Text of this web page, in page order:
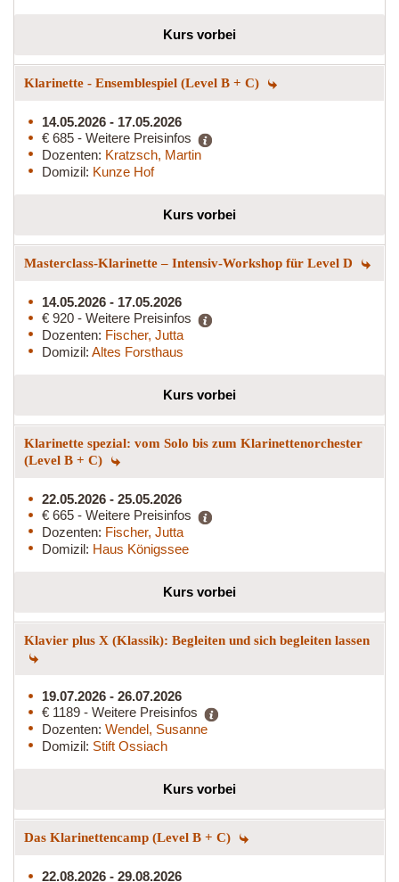
Kurs vorbei
Klarinette - Ensemblespiel (Level B + C)
14.05.2026 - 17.05.2026
€ 685 - Weitere Preisinfos
Dozenten: Kratzsch, Martin
Domizil: Kunze Hof
Kurs vorbei
Masterclass-Klarinette – Intensiv-Workshop für Level D
14.05.2026 - 17.05.2026
€ 920 - Weitere Preisinfos
Dozenten: Fischer, Jutta
Domizil: Altes Forsthaus
Kurs vorbei
Klarinette spezial: vom Solo bis zum Klarinettenorchester
(Level B + C)
22.05.2026 - 25.05.2026
€ 665 - Weitere Preisinfos
Dozenten: Fischer, Jutta
Domizil: Haus Königssee
Kurs vorbei
Klavier plus X (Klassik): Begleiten und sich begleiten lassen
19.07.2026 - 26.07.2026
€ 1189 - Weitere Preisinfos
Dozenten: Wendel, Susanne
Domizil: Stift Ossiach
Kurs vorbei
Das Klarinettencamp (Level B + C)
22.08.2026 - 29.08.2026